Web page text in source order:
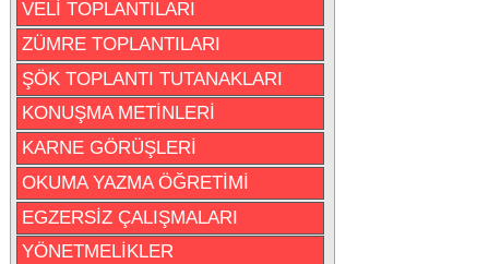
VELİ TOPLANTILARI
ZÜMRE TOPLANTILARI
ŞÖK TOPLANTI TUTANAKLARI
KONUŞMA METİNLERİ
KARNE GÖRÜŞLERİ
OKUMA YAZMA ÖĞRETİMİ
EGZERSİZ ÇALIŞMALARI
YÖNETMELİKLER